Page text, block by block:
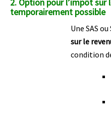
temporairement possible
Une SAS
sur le
condition